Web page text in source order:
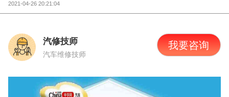
2021-04-26 20:21:04
汽修技师
汽车维修技师
我要咨询